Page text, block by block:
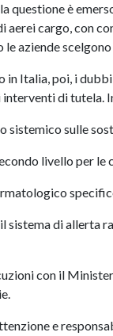
questione è
cargo, con
aziende
in Italia, poi, i
di tutela.
sistemico sulle
livello per
il sistema di
con il
e